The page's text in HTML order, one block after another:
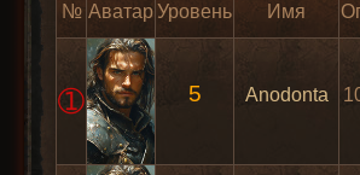
№ Аватар Уровень Имя
➀ 5 Anodonta